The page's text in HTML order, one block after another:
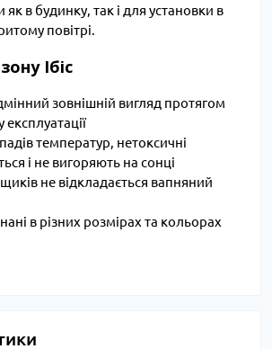
як в будинку, так і для установки в
повітрі.
Ібіс
зовнішній вигляд протягом
експлуатації
температур, нетоксичні
і не вигоряють на сонці
не відкладається вапняний
в різних розмірах та кольорах